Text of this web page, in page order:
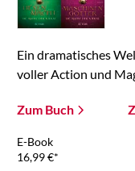
Ein dramatisches
voller Action und
Zum Buch
E-Book
16,99€*